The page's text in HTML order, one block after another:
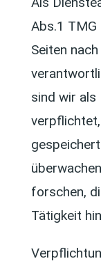
Abs.1
Seiten
sind wir als
forschen,
Tätigkeit